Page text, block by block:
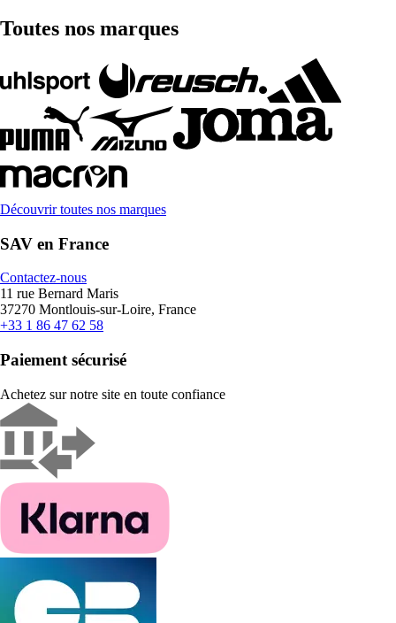
Toutes nos marques
Découvrir toutes nos marques
SAV en France
Contactez-nous
11 rue Bernard Maris
37270 Montlouis-sur-Loire, France
+33 1 86 47 62 58
Paiement sécurisé
Achetez sur notre site en toute confiance